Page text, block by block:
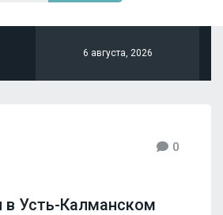
6 августа, 2026
0
в Усть-Калманском